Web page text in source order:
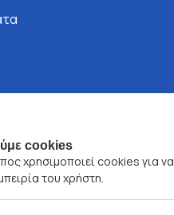
cookies
χρησιμοποιεί cookies για να
του χρήστη.